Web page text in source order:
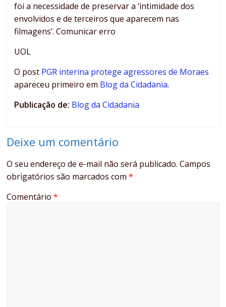
foi a necessidade de preservar a ‘intimidade dos
envolvidos e de terceiros que aparecem nas
filmagens’. Comunicar erro
UOL
O post PGR interina protege agressores de Moraes
apareceu primeiro em Blog da Cidadania.
Publicação de: Blog da Cidadania
Deixe um comentário
O seu endereço de e-mail não será publicado. Campos
obrigatórios são marcados com*
Comentário*